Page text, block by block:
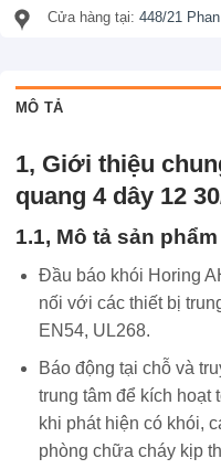
Cửa hàng tại: 448/21
MÔ TẢ
1, Giới thiệu
quang 4 dây 12
1.1, Mô tả sản phẩm
Đầu báo khói Horing
nối với các thiết bị
EN54, UL268.
Báo động tại chỗ và
trung tâm để kích hoạt
khi phát hiện có khói,
phòng chữa cháy kịp